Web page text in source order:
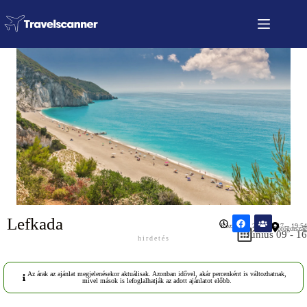
Június 09 - 16
Közzétéve: 2026.04.17 – 19:54
Görögország
Lefkada
hirdetés
Az árak az ajánlat megjelenésekor aktuálisak. Azonban idővel, akár percenként is változhatnak,
mivel mások is lefoglalhatják az adott ajánlatot előbb.